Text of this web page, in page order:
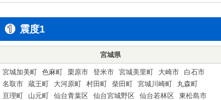
震度1
宮城県
宮城加美町 色麻町 栗原市 登米市 宮城美里町 大崎市
白石市
名取市
蔵王町 大河原町 村田町 柴田町 宮城川崎町
丸森町
亘理町
山元町 仙台青葉区 仙台宮城野区 仙台若林区
東松島市